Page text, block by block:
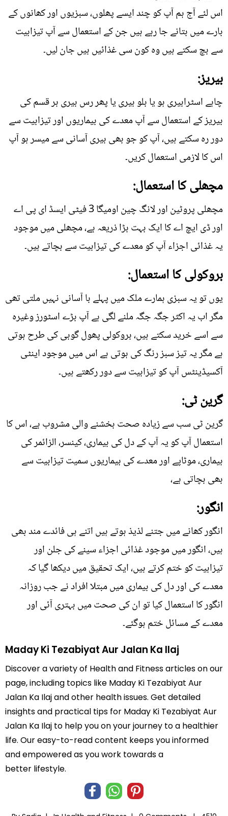
اس لئے آج ہم آپ کو چند ایسے پھلوں، سبزیوں اور کھانوں کے
بارے میں بتانے جا رہے ہیں جن کے استعمال سے آپ تیزابیت
سے بچ سکتے ہیں وہ کون سی غذائیں ہیں جان لیں۔
بیریز:
چاہے اسٹرابیری ہو یا بلو بیری یا پھر رس بیری ہر قسم کی
بیریز کے استعمال سے آپ معدے کی بیماریوں اور تیزابیت سے
دور رہ سکتے ہیں، آپ کو جو بھی بیری آسانی سے میسر ہو آپ
اس کا لازمی استعمال کریں۔
مچھلی کا استعمال:
مچھلی پروٹین اور لانگ چین اومیگا 3 فیٹی ایسڈ ای پی اے
اور ڈی ایچ اے کا ایک بہت بڑا ذریعہ ہے، مچھلی میں موجود
یہ غذائی اجزاء آپ کو معدے کی تیزابیت سے بچاتے ہیں۔
بروکولی کا استعمال:
یوں تو یہ سبزی ہمارے ملک میں پہلے با آسانی نہیں ملتی تھی
مگر اب یہ اکثر جگہ جگہ ملنے لگی ہے آپ بڑے اسٹورز وغیرہ
سے اسے خرید سکتے ہیں، بروکولی پھول گوبی کی طرح ہوتی
ہے مگر یہ تیز سبز رنگ کی ہوتی ہے اس میں موجود اینٹی
آکسیڈینٹس آپ کو تیزابیت سے دور رکھتے ہیں۔
گرین ٹی:
گرین ٹی سب سے زیادہ صحت بخشنے والی مشروب ہے، اس کا
استعمال آپ کو یہ آپ کے دل کی بیماری، کینسر، الزائمر کی
بیماری، موٹاپے اور معدے کی بیماریوں سمیت تیزابیت سے
بھی بچاتی ہے،
انگور:
انگور کھانے میں جتنے لذیذ ہوتے ہیں اتنے ہی فائدے مند بھی
ہیں، انگور میں موجود غذائی اجزاء سینے کی جلن اور
تیزابیت کو ختم کرتے ہیں، ایک تحقیق میں دیکھا گیا کہ
معدے کی اور دل کی بیماری میں مبتلا افراد نے جب روزانہ
انگور کا استعمال کیا تو ان کی صحت میں بہتری آئی اور
معدے کے مسائل ختم ہوگئے۔
Maday Ki Tezabiyat Aur Jalan Ka Ilaj
Discover a variety of Health and Fitness articles on our
page, including topics like Maday Ki Tezabiyat Aur
Jalan Ka Ilaj and other health issues. Get detailed
insights and practical tips for Maday Ki Tezabiyat Aur
Jalan Ka Ilaj to help you on your journey to a healthier
life. Our easy-to-read content keeps you informed
and empowered as you work towards a
better lifestyle.